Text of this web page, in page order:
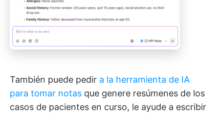
También puede pedir a la herramienta de IA
para tomar notas que genere resúmenes de los
casos de pacientes en curso, le ayude a escribir